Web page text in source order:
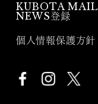
KUBOTA MAIL
NEWS登録
個人情報保護方針